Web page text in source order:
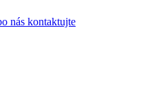
nás kontaktujte